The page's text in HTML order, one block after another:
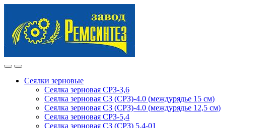
navigation
content
Сеялки зерновые
Сеялка зерновая СРЗ-3,6
Сеялка зерновая СЗ (СРЗ)-4.0 (междурядье 15 см)
Сеялка зерновая СЗ (СРЗ)-4.0 (междурядье 12,5 см)
Сеялка зерновая СРЗ-5,4
Сеялка зерновая СЗ (СРЗ) 5,4-01